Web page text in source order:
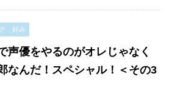
好み
声優をやるのがオレじゃなく
なんだ！スペシャル！＜その3